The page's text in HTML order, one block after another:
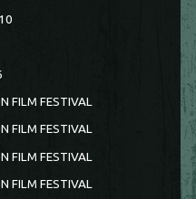
FILM FESTIVAL
FILM FESTIVAL
FILM FESTIVAL
FILM FESTIVAL